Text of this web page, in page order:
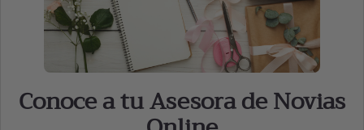
Conoce a tu Asesora de Novias